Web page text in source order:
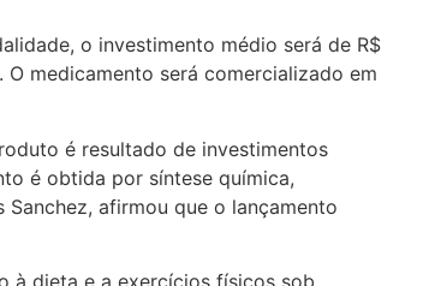
o investimento médio será de R$
medicamento será comercializado em
é resultado de investimentos
é obtida por síntese química,
afirmou que o lançamento